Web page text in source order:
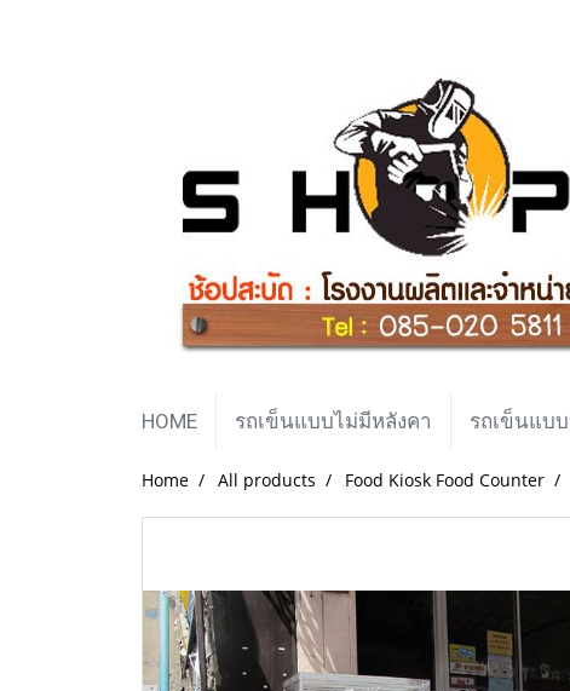
HOME รถเข็นแบบไม่มีหลังคา รถเข็นแบ
Home All products Food Kiosk Food Counter